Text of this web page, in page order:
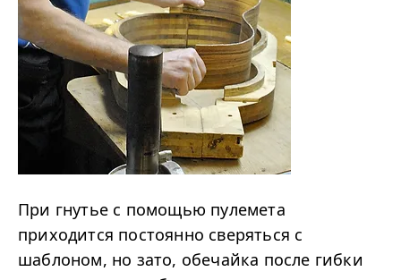
При гнутье с помощью пулемета
приходится постоянно сверяться с
шаблоном, но зато, обечайка после гибки